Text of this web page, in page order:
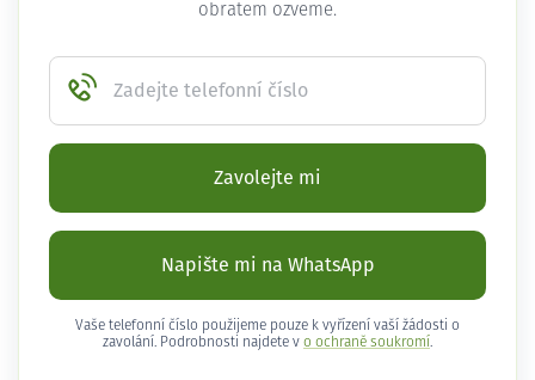
obratem ozveme.
Zadejte telefonní číslo
Zavolejte mi
Napište mi na WhatsApp
Vaše telefonní číslo použijeme pouze k vyřízení vaší žádosti o
zavolání. Podrobnosti najdete v o ochraně soukromí .